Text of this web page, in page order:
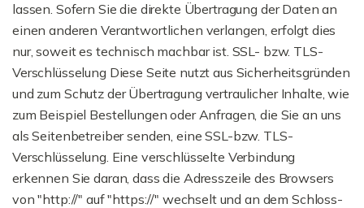
lassen. Sofern Sie die direkte Übertragung der Daten an
einen anderen Verantwortlichen verlangen, erfolgt dies
nur, soweit es technisch machbar ist. SSL- bzw. TLS-
Verschlüsselung Diese Seite nutzt aus Sicherheitsgründen
und zum Schutz der Übertragung vertraulicher Inhalte, wie
zum Beispiel Bestellungen oder Anfragen, die Sie an uns
als Seitenbetreiber senden, eine SSL-bzw. TLS-
Verschlüsselung. Eine verschlüsselte Verbindung
erkennen Sie daran, dass die Adresszeile des Browsers
von "http://" auf "https://" wechselt und an dem Schloss-